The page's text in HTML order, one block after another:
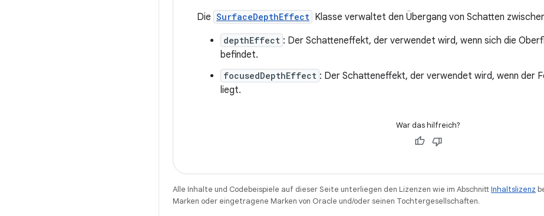
Die SurfaceDepthEffect Klasse verwaltet den Übergang von Schatten
depthEffect : Der Schatteneffekt, der verwendet wird, wenn sich die
befindet.
focusedDepthEffect : Der Schatteneffekt, der verwendet wird, wenn der
liegt.
War das hilfreich?
Alle Inhalte und Codebeispiele auf dieser Seite unterliegen den Lizenzen wie im AbschnittInhaltslizenz
Marken oder eingetragene Marken von Oracle und/oder seinen Tochtergesellschaften.